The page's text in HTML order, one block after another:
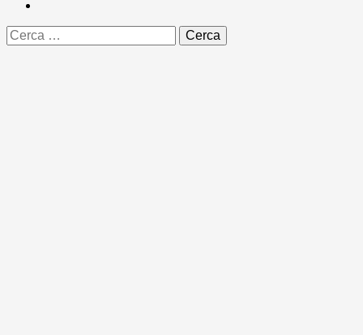
Ricerca
per: